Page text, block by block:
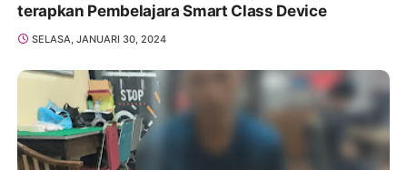
terapkan Pembelajara Smart Class Device
SELASA, JANUARI 30, 2024